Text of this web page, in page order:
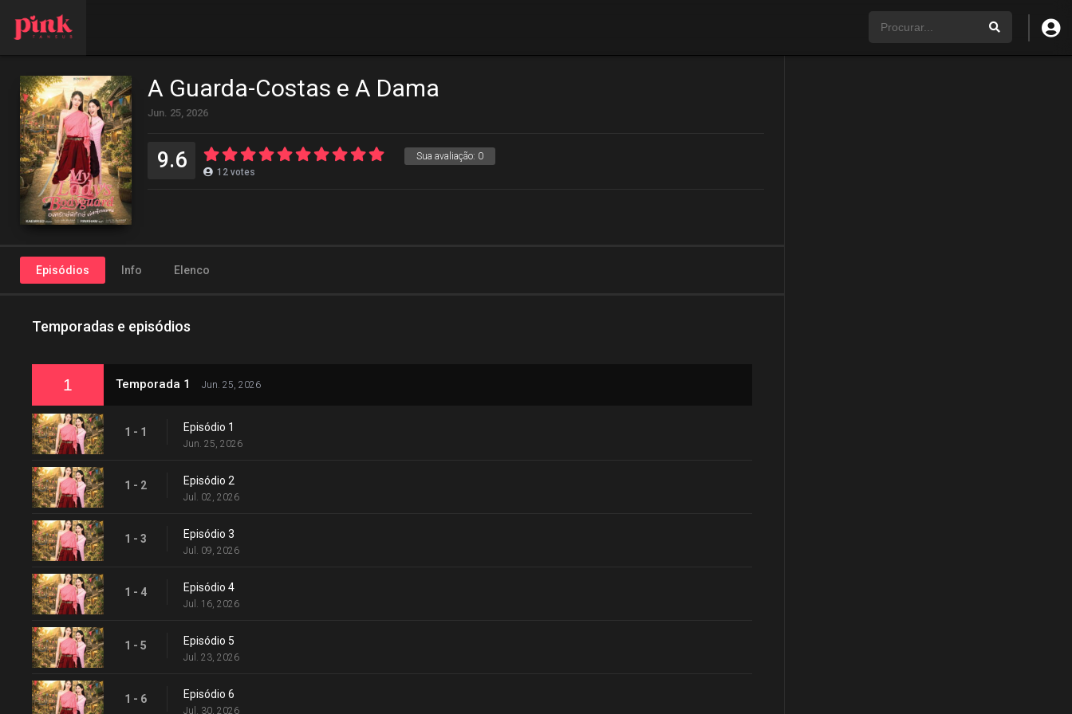
A Guarda-Costas e A Dama
Jun. 25, 2026
Sua avaliação: 0
9.6 12 votes
Episódios Info Elenco
Temporadas e episódios
1 Temporada 1 Jun. 25, 2026
1 - 1 Episódio 1
Jun. 25, 2026
1 - 2 Episódio 2
Jul. 02, 2026
1 - 3 Episódio 3
Jul. 09, 2026
1 - 4 Episódio 4
Jul. 16, 2026
1 - 5 Episódio 5
Jul. 23, 2026
1 - 6 Episódio 6
Jul. 30, 2026